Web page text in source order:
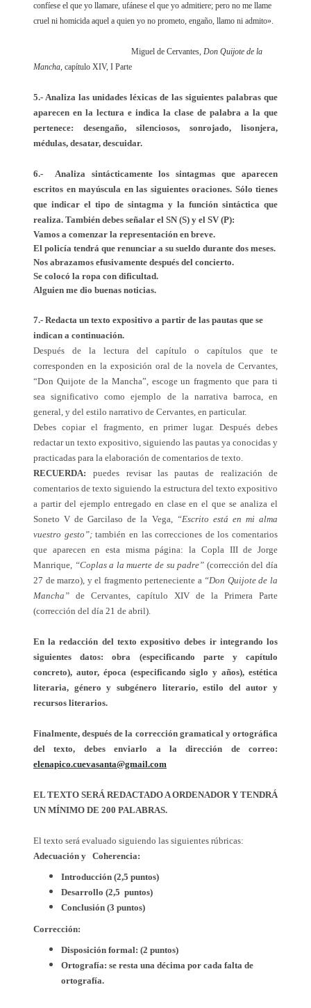
confíese el que yo llamare, ufánese el que yo admitiere; pero no me llame
cruel ni homicida aquel a quien yo no prometo, engaño, llamo ni admito».
Miguel de Cervantes, Don Quijote de la
Mancha, capítulo XIV, I Parte
5.- Analiza las unidades léxicas de las siguientes palabras que
aparecen en la lectura e indica la clase de palabra a la que
pertenece: desengaño, silenciosos, sonrojado, lisonjera,
médulas, desatar, descuidar.
6.- Analiza sintácticamente los sintagmas que aparecen
escritos en mayúscula en las siguientes oraciones. Sólo tienes
que indicar el tipo de sintagma y la función sintáctica que
realiza. También debes señalar el SN (S) y el SV (P):
Vamos a comenzar la representación en breve.
El policía tendrá que renunciar a su sueldo durante dos meses.
Nos abrazamos efusivamente después del concierto.
Se colocó la ropa con dificultad.
Alguien me dio buenas noticias.
7.- Redacta un texto expositivo a partir de las pautas que se
indican a continuación.
Después de la lectura del capítulo o capítulos que te
corresponden en la exposición oral de la novela de Cervantes,
“Don Quijote de la Mancha”, escoge un fragmento que para ti
sea significativo como ejemplo de la narrativa barroca, en
general, y del estilo narrativo de Cervantes, en particular.
Debes copiar el fragmento, en primer lugar. Después debes
redactar un texto expositivo, siguiendo las pautas ya conocidas y
practicadas para la elaboración de comentarios de texto.
RECUERDA:
puedes revisar las pautas de realización de
comentarios de texto siguiendo la estructura del texto expositivo
a partir del ejemplo entregado en clase en el que se analiza el
Soneto V de Garcilaso de la Vega, “Escrito está en mi alma
vuestro gesto”;también en las correcciones de los comentarios
que aparecen en esta misma página: la Copla III de Jorge
Manrique, “Coplas a la muerte de su padre” (corrección del día
27 de marzo), y el fragmento perteneciente a “Don Quijote de la
Mancha” de Cervantes, capítulo XIV de la Primera Parte
(corrección del día 21 de abril).
En la redacción del texto expositivo debes ir integrando los
siguientes datos: obra (especificando parte y capítulo
concreto), autor, época (especificando siglo y años), estética
literaria, género y subgénero literario, estilo del autor y
recursos literarios.
Finalmente, después de la corrección gramatical y ortográfica
del texto, debes enviarlo a la dirección de correo:
elenapico.cuevasanta@gmail.com
EL TEXTO SERÁ REDACTADO A ORDENADOR Y TENDRÁ
UN MÍNIMO DE 200 PALABRAS.
El texto será evaluado siguiendo las siguientes rúbricas:
Adecuación y Coherencia:
Introducción (2,5 puntos)
Desarrollo (2,5 puntos)
Conclusión (3 puntos)
Corrección:
Disposición formal: (2 puntos)
Ortografía: se resta una décima por cada falta de
ortografía.